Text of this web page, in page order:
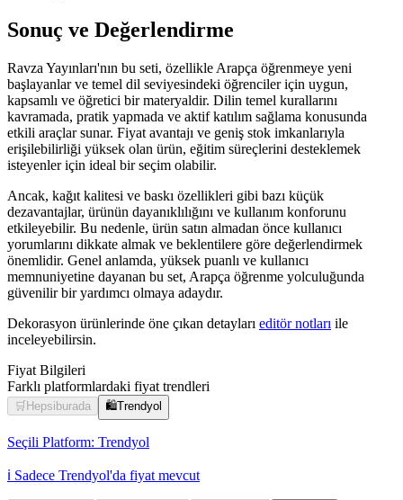
Sonuç ve Değerlendirme
Ravza Yayınları'nın bu seti, özellikle Arapça öğrenmeye yeni
başlayanlar ve temel dil seviyesindeki öğrenciler için uygun,
kapsamlı ve öğretici bir materyaldir. Dilin temel kurallarını
kavramada, pratik yapmada ve aktif katılım sağlama konusunda
etkili araçlar sunar. Fiyat avantajı ve geniş stok imkanlarıyla
erişilebilirliği yüksek olan ürün, eğitim süreçlerini desteklemek
isteyenler için ideal bir seçim olabilir.
Ancak, kağıt kalitesi ve baskı özellikleri gibi bazı küçük
dezavantajlar, ürünün dayanıklılığını ve kullanım konforunu
etkileyebilir. Bu nedenle, ürün satın almadan önce kullanıcı
yorumlarını dikkate almak ve beklentilere göre değerlendirmek
önemlidir. Genel anlamda, yüksek puanlı ve kullanıcı
memnuniyetine dayanan bu set, Arapça öğrenme yolculuğunda
güvenilir bir yardımcı olmaya adaydır.
Dekorasyon ürünlerinde öne çıkan detayları editör notları ile
inceleyebilirsin.
Fiyat Bilgileri
Farklı platformlardaki fiyat trendleri
🛒 Hepsiburada 🛍️Trendyol
Seçili Platform: Trendyol
ℹ️ Sadece Trendyol'da fiyat mevcut